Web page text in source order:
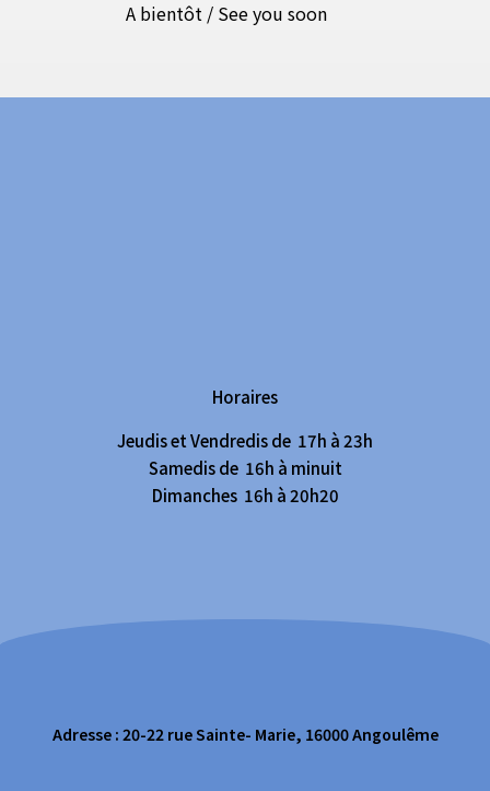
A bientôt / See you soon
Horaires
Jeudis et Vendredis de 17h à 23h
Samedis de 16h à minuit
Dimanches 16h à 20h20
Adresse : 20-22 rue Sainte- Marie, 16000 Angoulême